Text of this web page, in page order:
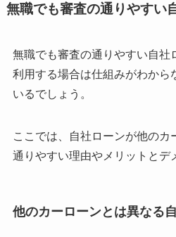
無職でも審査の通りやすい
無職でも審査の通りやすい自社
利用する場合は仕組みがわから
いるでしょう。
ここでは、自社ローンが他のカ
通りやすい理由やメリットとデ
他のカーローンとは異なる